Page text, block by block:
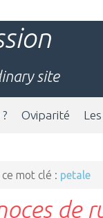
site
Oviparité
mot clé : petale
de